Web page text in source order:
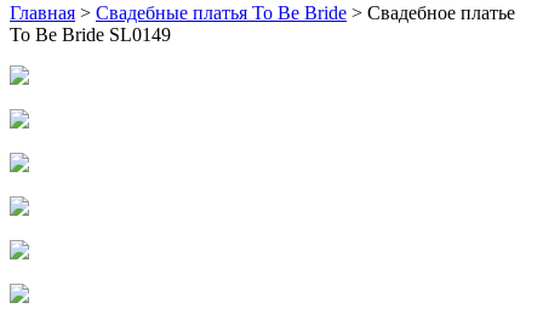
Главная > Свадебные платья To Be Bride > Свадебное платье
To Be Bride SL0149